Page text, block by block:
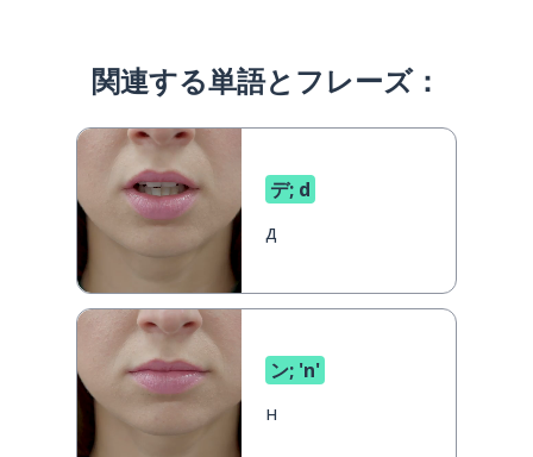
関連する単語とフレーズ：
デ; d
д
ン; 'n'
н